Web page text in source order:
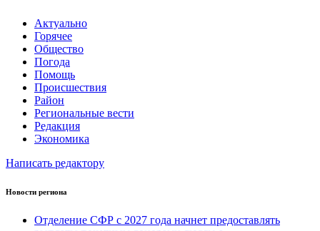
Актуально
Горячее
Общество
Погода
Помощь
Происшествия
Район
Региональные вести
Редакция
Экономика
Написать редактору
Новости региона
Отделение СФР с 2027 года начнет предоставлять